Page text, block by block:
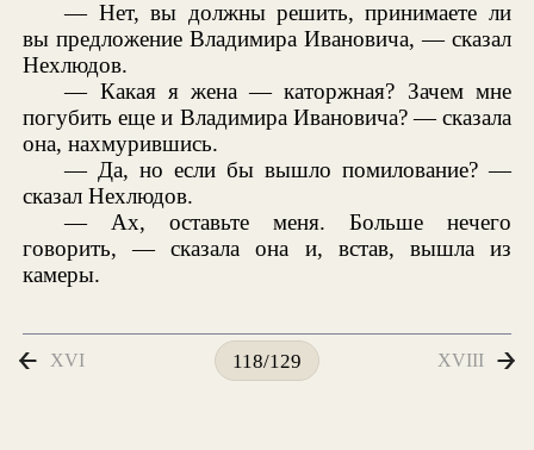
— Нет, вы должны решить, принимаете ли
вы предложение Владимира Ивановича, — сказал
Нехлюдов.
— Какая я жена — каторжная? Зачем мне
погубить еще и Владимира Ивановича? — сказала
она, нахмурившись.
— Да, но если бы вышло помилование? —
сказал Нехлюдов.
— Ах, оставьте меня. Больше нечего
говорить, — сказала она и, встав, вышла из
камеры.
XVI 118/129 XVIII